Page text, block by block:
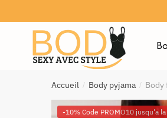
Accueil / Body pyjama /
-10% Code PROMO10 jusqu'a